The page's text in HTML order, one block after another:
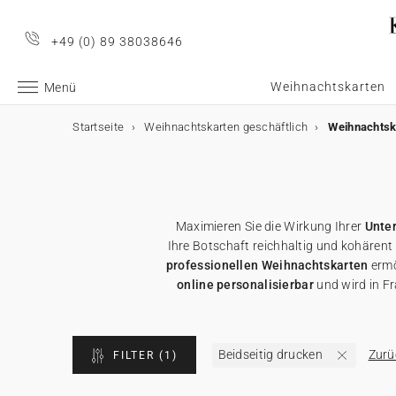
+49 (0) 89 38038646
Menü Weihnachtskarten
Geschäftliche Weihnachtskarten
Geschäftliche Weihnachtskarten
Weihnachtskarten mit Gold
Weihnachtliche Karten
E-Karten
Weihnachtskarten-Video Premium
Weihnachtskarten mit Schokolade
Weihnachtskarten mit Schokolade
Karte mit zwei Schokoladen
Werbeartikel für Unternehmen
Werbeartikel für Unternehmen
Geschenkgutscheine
Startseite Weihnachtskarten geschäftlich
Maximieren Sie die Wirkung Ihrer
Ihre Botschaft reichhaltig und kohärent
professionellen Weihnachtskarten
online personalisierbarund wird in
FILTER(1) Beidseitig drucken